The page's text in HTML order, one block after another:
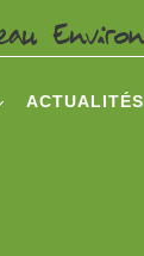
ACTUALITÉS